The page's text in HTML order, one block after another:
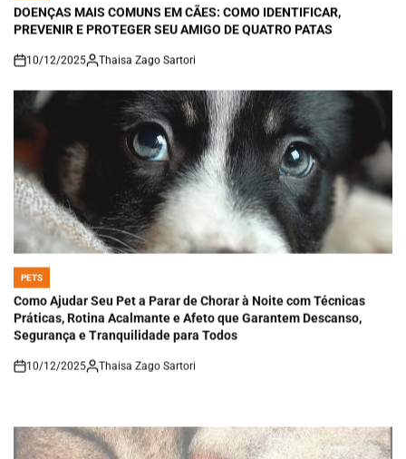
DOENÇAS MAIS COMUNS EM CÃES: COMO IDENTIFICAR,
PREVENIR E PROTEGER SEU AMIGO DE QUATRO PATAS
on
10/12/2025 Thaisa Zago Sartori
POSTED
IN
PETS
Como Ajudar Seu Pet a Parar de Chorar à Noite com Técnicas
Práticas, Rotina Acalmante e Afeto que Garantem Descanso,
Segurança e Tranquilidade para Todos
on
10/12/2025 Thaisa Zago Sartori